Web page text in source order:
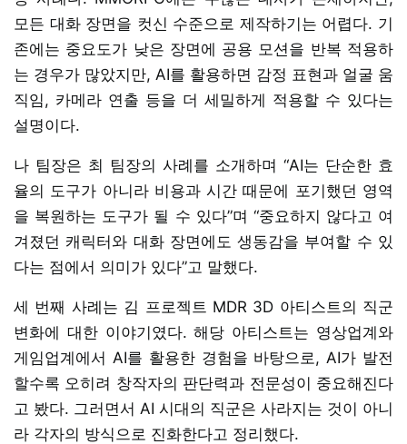
모든 대화 장면을 컷신 수준으로 제작하기는 어렵다. 기
존에는 중요도가 낮은 장면에 공용 모션을 반복 적용하
는 경우가 많았지만, AI를 활용하면 감정 표현과 얼굴 움
직임, 카메라 연출 등을 더 세밀하게 적용할 수 있다는
설명이다.
나 팀장은 최 팀장의 사례를 소개하며 “AI는 단순한 효
율의 도구가 아니라 비용과 시간 때문에 포기했던 영역
을 복원하는 도구가 될 수 있다”며 “중요하지 않다고 여
겨졌던 캐릭터와 대화 장면에도 생동감을 부여할 수 있
다는 점에서 의미가 있다”고 말했다.
세 번째 사례는 김 프로젝트 MDR 3D 아티스트의 직군
변화에 대한 이야기였다. 해당 아티스트는 영상업계와
게임업계에서 AI를 활용한 경험을 바탕으로, AI가 발전
할수록 오히려 창작자의 판단력과 전문성이 중요해진다
고 봤다. 그러면서 AI 시대의 직군은 사라지는 것이 아니
라 각자의 방식으로 진화한다고 정리했다.